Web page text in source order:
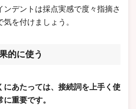
ンデントは採点実感で度々指摘さ
を付けましょう。
的に使う
にあたっては、接続詞を上手く使
重要です。